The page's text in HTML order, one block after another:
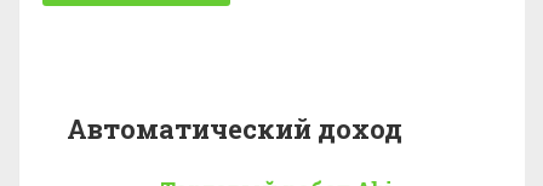
Автоматический доход